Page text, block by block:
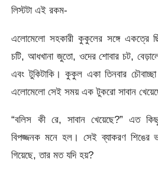
লিস্টটা এই রকম-
এলোমেলো সহকারী কুকুলের সঙ্গে একত্রে
চটি, আধখানা জুতো, ওদের শোবার চট, বেড়ালের
এবং টুকিটাকি। কুকুল একা তিনবার
এলোমেলো সেই সময় এক টুকরো সাবান
“বলিস কী রে, সাবান খেয়েছে?” এত
বিপজ্জনক মনে হল। সেই ব্যাকরণ শিঙের
গিয়েছে, তার মত যদি হয়?